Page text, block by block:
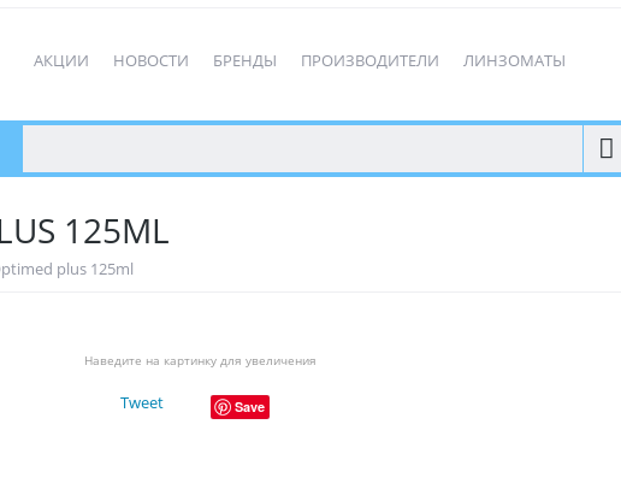
АКЦИИ НОВОСТИ БРЕНДЫ ПРОИЗВОДИТЕЛИ ЛИНЗОМАТЫ
125ML
plus 125ml
Наведите на картинку для увеличения
Tweet Save